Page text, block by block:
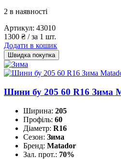
2 в наявності
Артикул: 43010
1300 ₴ / за 1 шт.
Додати в кошик
Швидка покупка
Шини бу 205 60 R16 Зима
Ширина: 205
Профіль: 60
Діаметр: R16
Сезон: Зима
Бренд: Matador
Зал. прот.: 70%